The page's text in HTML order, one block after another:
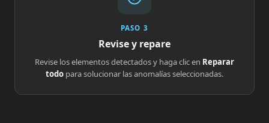
PASO 3
Revise y repare
Revise los elementos detectados y haga clic en Reparar
todo para solucionar las anomalías seleccionadas.